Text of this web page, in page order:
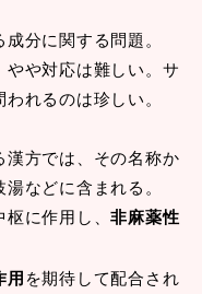
分に関する問題。
や対応は難しい。サ
れるのは珍しい。
方では、その名称か
湯などに含まれる。
枢に作用し、非麻薬性
用を期待して配合され